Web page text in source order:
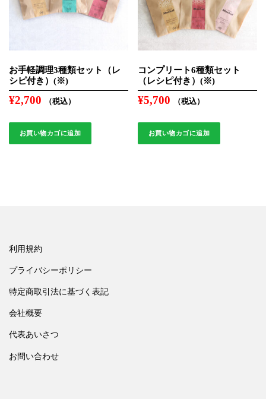
お手軽調理3種類セット（レ
シピ付き）(※)
¥2,700 （税込）
お買い物カゴに追加
コンプリート6種類セット
（レシピ付き）(※)
¥5,700 （税込）
お買い物カゴに追加
利用規約
プライバシーポリシー
特定商取引法に基づく表記
会社概要
代表あいさつ
お問い合わせ